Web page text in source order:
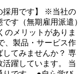
採用です】 ※当社の
す（無期雇用派遣）
のメリットがありま
、製品・サービス作
してみませんか？ 専
躍しています。 当